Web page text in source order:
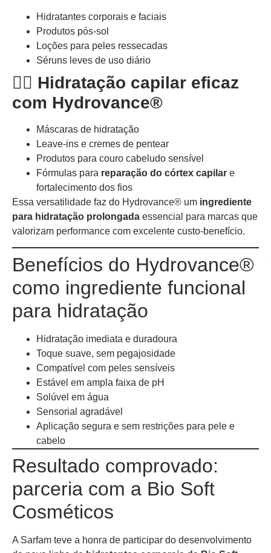
Hidratantes corporais e faciais
Produtos pós-sol
Loções para peles ressecadas
Séruns leves de uso diário
💆‍♀️ Hidratação capilar eficaz
com Hydrovance®
Máscaras de hidratação
Leave-ins e cremes de pentear
Produtos para couro cabeludo sensível
Fórmulas para reparação do córtex capilar e
fortalecimento dos fios
Essa versatilidade faz do Hydrovance® um ingrediente
para hidratação prolongada essencial para marcas que
valorizam performance com excelente custo-benefício.
Benefícios do Hydrovance®
como ingrediente funcional
para hidratação
Hidratação imediata e duradoura
Toque suave, sem pegajosidade
Compatível com peles sensíveis
Estável em ampla faixa de pH
Solúvel em água
Sensorial agradável
Aplicação segura e sem restrições para pele e
cabelo
Resultado comprovado:
parceria com a Bio Soft
Cosméticos
A Sarfam teve a honra de participar do desenvolvimento